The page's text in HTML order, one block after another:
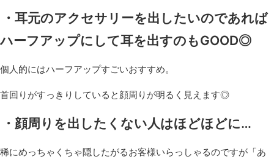
・耳元のアクセサリーを出したいのであれば
ハーフアップにして耳を出すのもGOOD◎
個人的にはハーフアップすごいおすすめ。
首回りがすっきりしていると顔周りが明るく見えます◎
・顔周りを出したくない人はほどほどに…
稀にめっちゃくちゃ隠したがるお客様いらっしゃるのですが「あ